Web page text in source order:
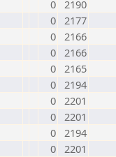
0 2190
0 2177
0 2166
0 2166
0 2165
0 2194
0 2201
0 2201
0 2194
0 2201